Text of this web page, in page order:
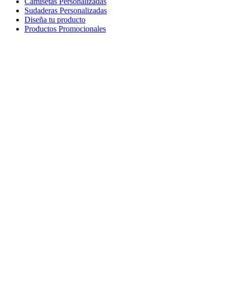
Sudaderas Personalizadas
Diseña tu producto
Productos Promocionales